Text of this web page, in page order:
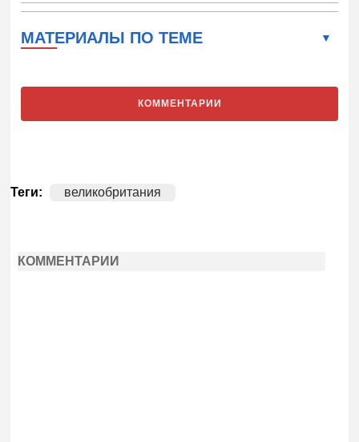
МАТЕРИАЛЫ ПО ТЕМЕ
КОММЕНТАРИИ
Теги: великобритания
КОММЕНТАРИИ